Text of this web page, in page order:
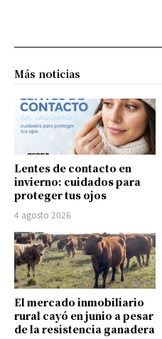
Más noticias
Lentes de contacto en
invierno: cuidados para
proteger tus ojos
4 agosto 2026
El mercado inmobiliario
rural cayó en junio a pesar
de la resistencia ganadera